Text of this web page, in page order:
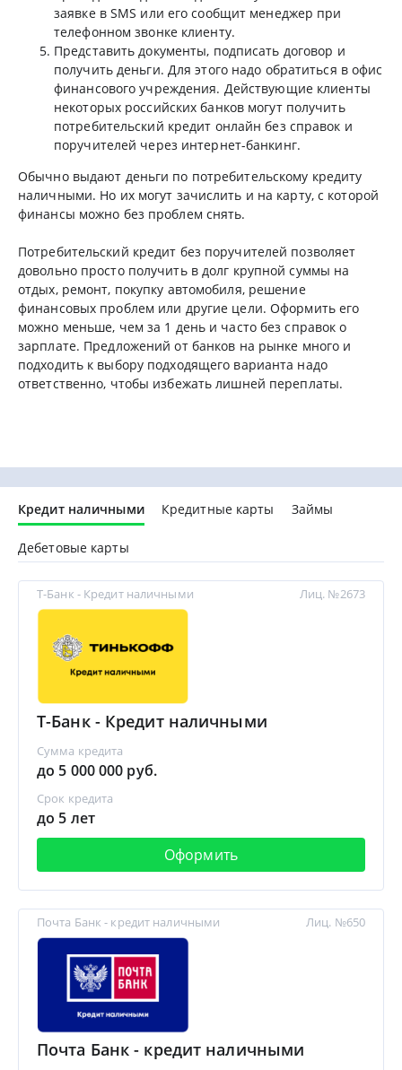
заявке в SMS или его сообщит менеджер при
телефонном звонке клиенту.
Представить документы, подписать договор и
получить деньги. Для этого надо обратиться в офис
финансового учреждения. Действующие клиенты
некоторых российских банков могут получить
потребительский кредит онлайн без справок и
поручителей через интернет-банкинг.
Обычно выдают деньги по потребительскому кредиту
наличными. Но их могут зачислить и на карту, с которой
финансы можно без проблем снять.
Потребительский кредит без поручителей позволяет
довольно просто получить в долг крупной суммы на
отдых, ремонт, покупку автомобиля, решение
финансовых проблем или другие цели. Оформить его
можно меньше, чем за 1 день и часто без справок о
зарплате. Предложений от банков на рынке много и
подходить к выбору подходящего варианта надо
ответственно, чтобы избежать лишней переплаты.
Кредит наличными Кредитные карты Займы
Дебетовые карты
Т-Банк - Кредит наличными
Т-Банк - Кредит наличными
Сумма кредита
до 5 000 000 руб.
Срок кредита
до 5 лет
Оформить
Лиц. №2673
Почта Банк - кредит наличными
Почта Банк - кредит наличными
Лиц. №650